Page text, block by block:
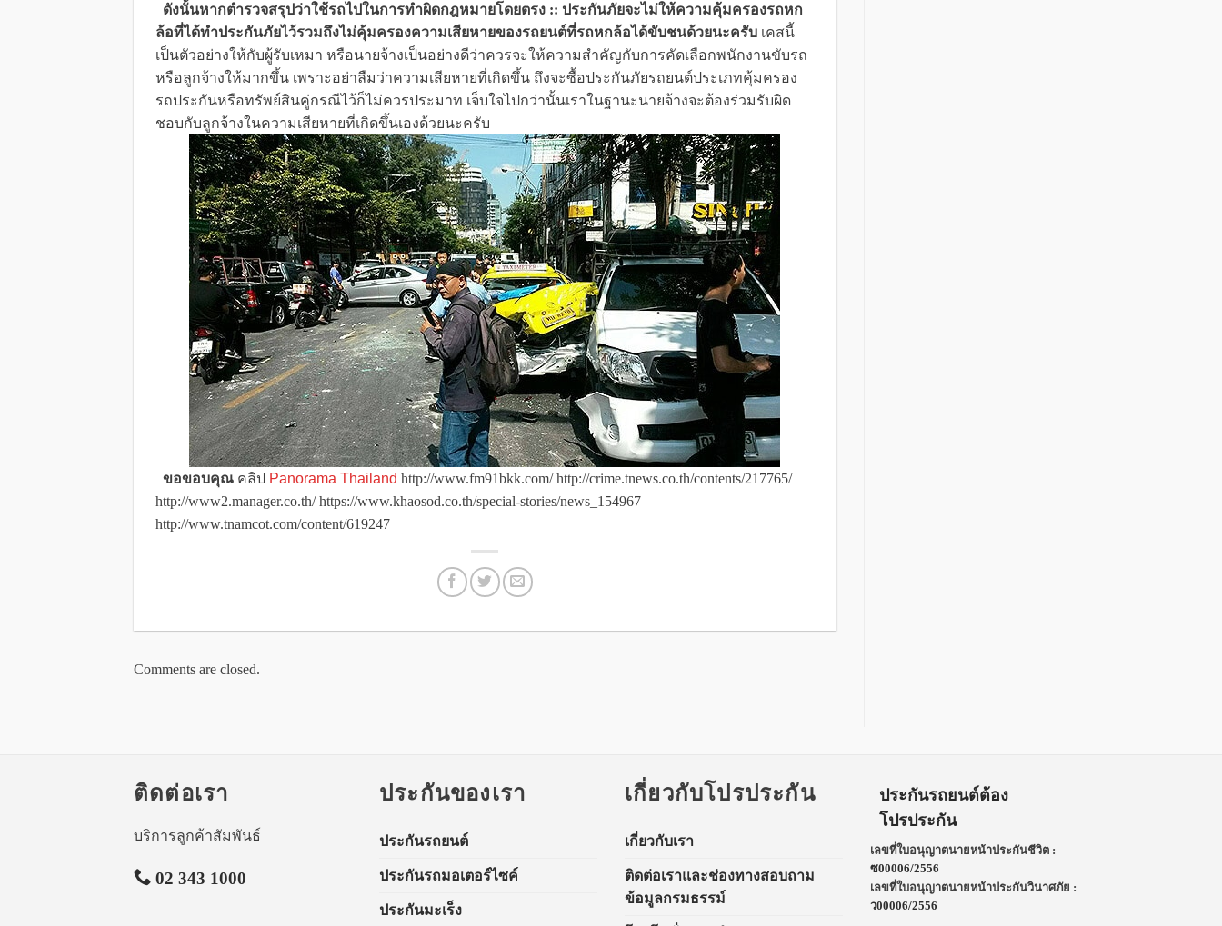
ดังนั้นหากตำรวจสรุปว่าใช้รถไปในการทำผิดกฎหมายโดยตรง :: ประกันภัยจะไม่ให้ความคุ้มครองรถหก
ล้อที่ได้ทำประกันภัยไว้รวมถึงไม่คุ้มครองความเสียหายของรถยนต์ที่รถหกล้อได้ขับชนด้วยนะครับ เคสนี้
เป็นตัวอย่างให้กับผู้รับเหมา หรือนายจ้างเป็นอย่างดีว่าควรจะให้ความสำคัญกับการคัดเลือกพนักงานขับรถ
หรือลูกจ้างให้มากขึ้น เพราะอย่าลืมว่าความเสียหายที่เกิดขึ้น ถึงจะซื้อประกันภัยรถยนต์ประเภทคุ้มครอง
รถประกันหรือทรัพย์สินคู่กรณีไว้ก็ไม่ควรประมาท เจ็บใจไปกว่านั้นเราในฐานะนายจ้างจะต้องร่วมรับผิด
ชอบกับลูกจ้างในความเสียหายที่เกิดขึ้นเองด้วยนะครับ
ขอขอบคุณ คลิป Panorama Thailand http://www.fm91bkk.com/ http://crime.tnews.co.th/contents/217765/
http://www2.manager.co.th/ https://www.khaosod.co.th/special-stories/news_154967
http://www.tnamcot.com/content/619247
Comments are closed.
ติดต่อเรา
บริการลูกค้าสัมพันธ์
02 343 1000
ประกันของเรา
ประกันรถยนต์
ประกันรถมอเตอร์ไซค์
ประกันมะเร็ง
เกี่ยวกับโปรประกัน
เกี่ยวกับเรา
ติดต่อเราและช่องทางสอบถาม
ข้อมูลกรมธรรม์
ประกันรถยนต์ต้อง
โปรประกัน
เลขที่ใบอนุญาตนายหน้าประกันชีวิต :
ซ00006/2556
เลขที่ใบอนุญาตนายหน้าประกันวินาศภัย :
ว00006/2556